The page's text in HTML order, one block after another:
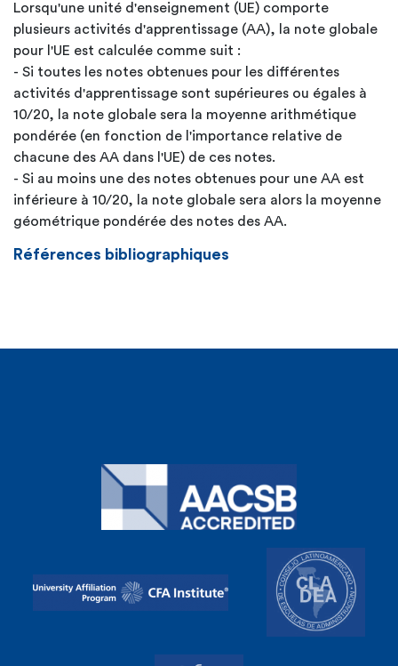
Lorsqu'une unité d'enseignement (UE) comporte
plusieurs activités d'apprentissage (AA), la note globale
pour l'UE est calculée comme suit :
- Si toutes les notes obtenues pour les différentes
activités d'apprentissage sont supérieures ou égales à
10/20, la note globale sera la moyenne arithmétique
pondérée (en fonction de l'importance relative de
chacune des AA dans l'UE) de ces notes.
- Si au moins une des notes obtenues pour une AA est
inférieure à 10/20, la note globale sera alors la moyenne
géométrique pondérée des notes des AA.
Références bibliographiques